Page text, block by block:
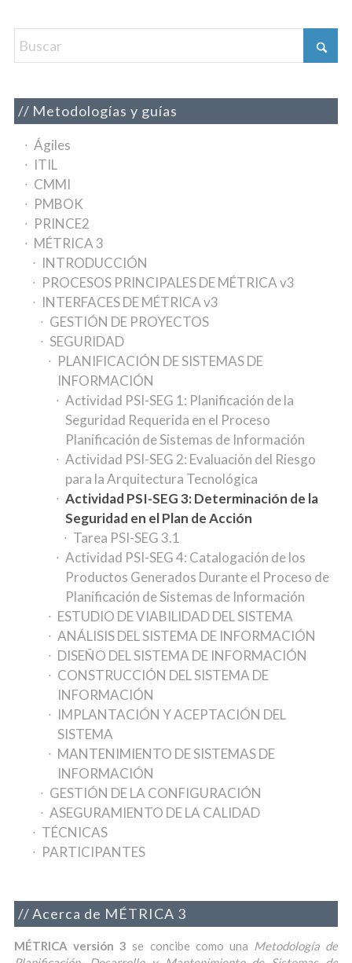
Metodologías y guías
Ágiles
ITIL
CMMI
PMBOK
PRINCE2
MÉTRICA 3
INTRODUCCIÓN
PROCESOS PRINCIPALES DE MÉTRICA v3
INTERFACES DE MÉTRICA v3
GESTIÓN DE PROYECTOS
SEGURIDAD
PLANIFICACIÓN DE SISTEMAS DE
INFORMACIÓN
Actividad PSI-SEG 1: Planificación de la
Seguridad Requerida en el Proceso
Planificación de Sistemas de Información
Actividad PSI-SEG 2: Evaluación del Riesgo
para la Arquitectura Tecnológica
Actividad PSI-SEG 3: Determinación de la
Seguridad en el Plan de Acción
Tarea PSI-SEG 3.1
Actividad PSI-SEG 4: Catalogación de los
Productos Generados Durante el Proceso de
Planificación de Sistemas de Información
ESTUDIO DE VIABILIDAD DEL SISTEMA
ANÁLISIS DEL SISTEMA DE INFORMACIÓN
DISEÑO DEL SISTEMA DE INFORMACIÓN
CONSTRUCCIÓN DEL SISTEMA DE
INFORMACIÓN
IMPLANTACIÓN Y ACEPTACIÓN DEL
SISTEMA
MANTENIMIENTO DE SISTEMAS DE
INFORMACIÓN
GESTIÓN DE LA CONFIGURACIÓN
ASEGURAMIENTO DE LA CALIDAD
TÉCNICAS
PARTICIPANTES
Acerca de MÉTRICA 3
MÉTRICA versión 3 se concibe como una Metodología de